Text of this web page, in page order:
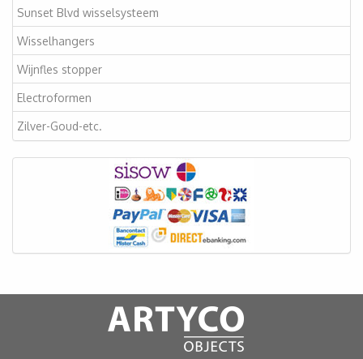
Sunset Blvd wisselsysteem
Wisselhangers
Wijnfles stopper
Electroformen
Zilver-Goud-etc.